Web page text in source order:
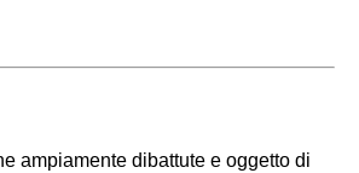
ampiamente dibattute e oggetto di